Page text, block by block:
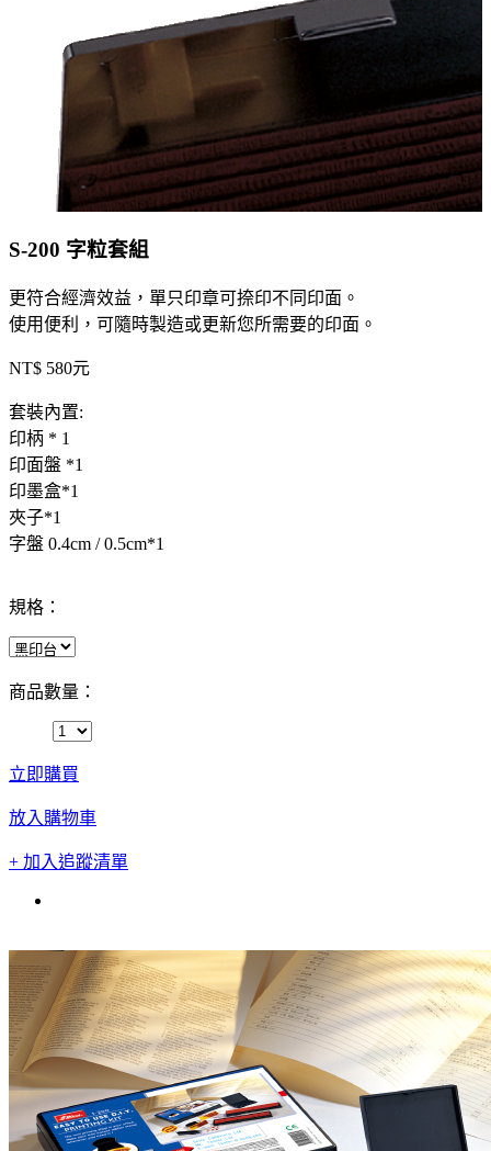
S-200 字粒套組
更符合經濟效益，單只印章可捺印不同印面。
使用便利，可隨時製造或更新您所需要的印面。
NT$ 580元
套裝內置:
印柄 * 1
印面盤 *1
印墨盒*1
夾子*1
字盤 0.4cm / 0.5cm*1
規格：
商品數量：
立即購買
放入購物車
+ 加入追蹤清單